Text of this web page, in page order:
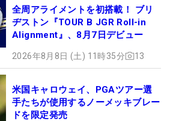
全周アライメントを初搭載！ ブリ
ヂストン『TOUR B JGR Roll-in
Alignment』、8月7日デビュー
2026年8月8日 (土) 11時35分 13
米国キャロウェイ、PGAツアー選
手たちが使用するノーメッキブレー
ドを限定発売